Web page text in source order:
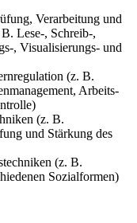
Verarbeitung und
Lese-, Schreib-,
, Visualisierungs- und
(z. B.
Arbeits-
(z. B.
und Stärkung des
(z. B.
Sozialformen)